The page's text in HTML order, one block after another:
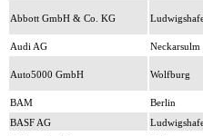
Abbott GmbH & Co. KG
Audi AG Neckarsulm
Auto5000 GmbH Wolfburg
BAM
Berlin
BASF AG